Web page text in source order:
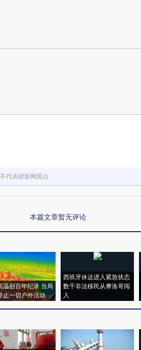
代表财新网观点
本篇文章暂无评论
温创百年纪录 当局
止一切户外活动
西班牙休达进入紧急状态
数千非法移民从摩洛哥闯
入